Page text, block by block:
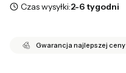
Czas wysyłki:2-6 tygodni
Gwarancja najlepszej ceny